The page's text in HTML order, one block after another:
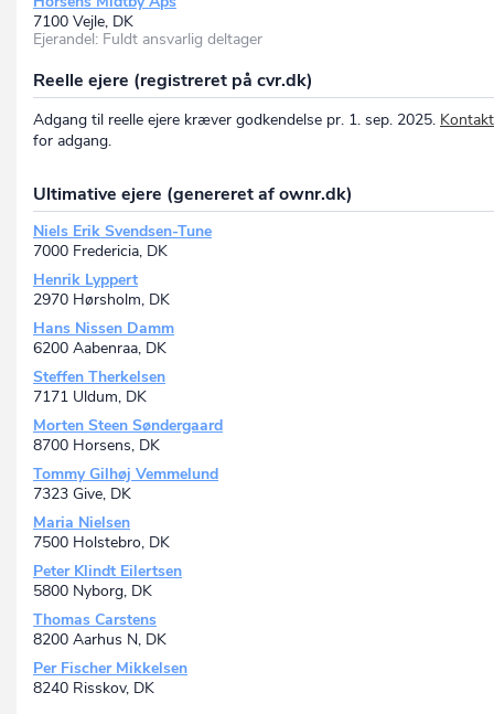
7100 Vejle, DK
Ejerandel: Fuldt ansvarlig deltager
Reelle ejere (registreret på cvr.dk)
Adgang til reelle ejere kræver godkendelse pr. 1. sep. 2025.
for adgang.
Ultimative ejere (genereret af ownr.dk)
Niels Erik Svendsen-Tune
7000 Fredericia, DK
Henrik Lyppert
2970 Hørsholm, DK
Hans Nissen Damm
6200 Aabenraa, DK
Steffen Therkelsen
7171 Uldum, DK
Morten Steen Søndergaard
8700 Horsens, DK
Tommy Gilhøj Vemmelund
7323 Give, DK
Maria Nielsen
7500 Holstebro, DK
Peter Klindt Eilertsen
5800 Nyborg, DK
Thomas Carstens
8200 Aarhus N, DK
Per Fischer Mikkelsen
8240 Risskov, DK